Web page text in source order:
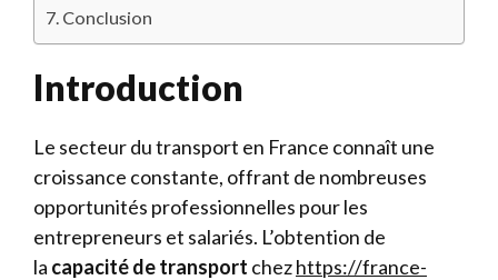
Conclusion
Introduction
Le secteur du transport en France connaît une
croissance constante, offrant de nombreuses
opportunités professionnelles pour les
entrepreneurs et salariés. L’obtention de
la capacité de transport chezhttps://france-